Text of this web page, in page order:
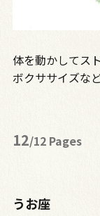
体を動かしてス
ボクササイズな
12/12 Pages
うお座